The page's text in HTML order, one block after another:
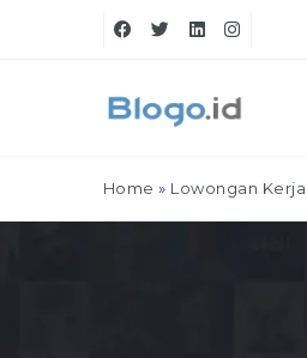
Home » Lowongan Kerja